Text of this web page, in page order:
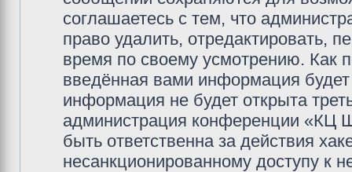
соглашаетесь с тем, что
право удалить, отредактировать,
время по своему усмотрению. Как
введённая вами информация
информация не будет открыта
администрация конференции «КЦ
быть ответственна за действия
несанкционированному доступу к